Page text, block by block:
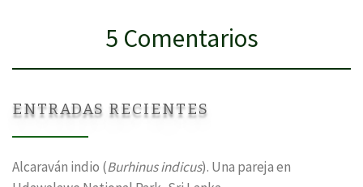
5 Comentarios
ENTRADAS RECIENTES
Alcaraván indio (Burhinus indicus). Una pareja en